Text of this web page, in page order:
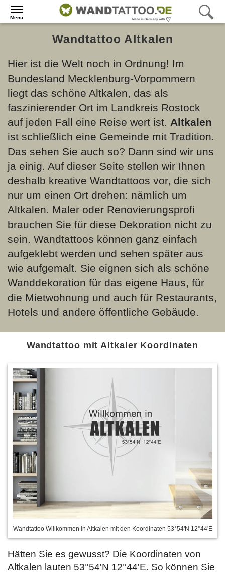
Menü
Wandtattoo Altkalen
Hier ist die Welt noch in Ordnung! Im
Bundesland Mecklenburg-Vorpommern
liegt das schöne Altkalen, das als
faszinierender Ort im Landkreis Rostock
auf jeden Fall eine Reise wert ist. Altkalen
ist schließlich eine Gemeinde mit Tradition.
Das sehen Sie auch so? Dann sind wir uns
ja einig. Auf dieser Seite stellen wir Ihnen
deshalb kreative Wandtattoos vor, die sich
nur um einen Ort drehen: nämlich um
Altkalen. Maler oder Renovierungsprofi
brauchen Sie für diese Dekoration nicht zu
sein. Wandtattoos können ganz einfach
aufgeklebt werden und sehen später aus
wie aufgemalt. Sie eignen sich als schöne
Wanddekoration für das eigene Haus, für
die Mietwohnung und auch für Restaurants,
Hotels und andere öffentliche Gebäude.
Wandtattoo mit Altkaler Koordinaten
Wandtattoo Willkommen in Altkalen mit den Koordinaten 53°54'N 12°44'E
Hätten Sie es gewusst? Die Koordinaten von
Altkalen lauten 53°54'N 12°44'E. So können Sie